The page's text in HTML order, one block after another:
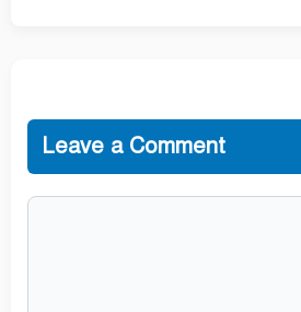
Leave a Comment
Comment